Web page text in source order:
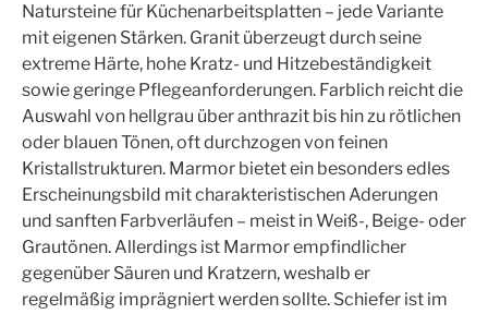
Natursteine für Küchenarbeitsplatten – jede Variante
mit eigenen Stärken. Granit überzeugt durch seine
extreme Härte, hohe Kratz- und Hitzebeständigkeit
sowie geringe Pflegeanforderungen. Farblich reicht die
Auswahl von hellgrau über anthrazit bis hin zu rötlichen
oder blauen Tönen, oft durchzogen von feinen
Kristallstrukturen. Marmor bietet ein besonders edles
Erscheinungsbild mit charakteristischen Aderungen
und sanften Farbverläufen – meist in Weiß-, Beige- oder
Grautönen. Allerdings ist Marmor empfindlicher
gegenüber Säuren und Kratzern, weshalb er
regelmäßig imprägniert werden sollte. Schiefer ist im